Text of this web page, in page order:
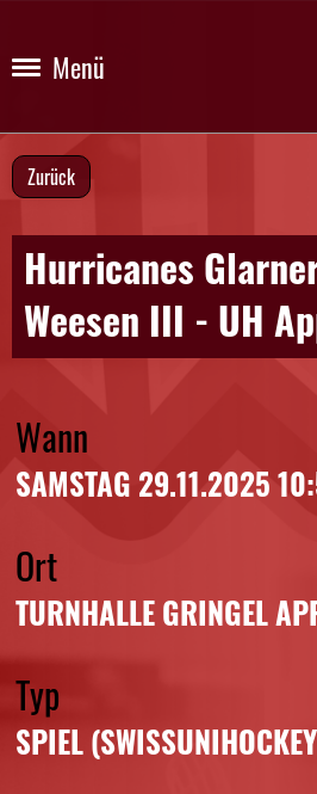
Menü
Zurück
Hurricanes
Weesen III - UH
Wann
SAMSTAG 29.11.2025
Ort
TURNHALLE GRINGEL
Typ
SPIEL